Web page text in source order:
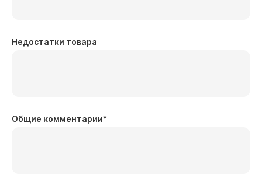
Недостатки товара
Общие комментарии*